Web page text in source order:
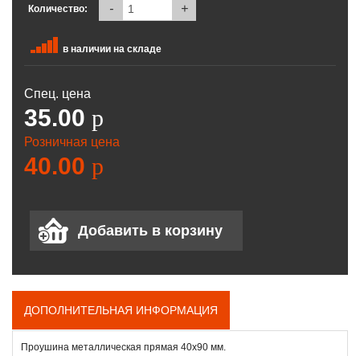
Количество: - +
в наличии на складе
Спец. цена
35.00 p
Розничная цена
40.00 p
ДОПОЛНИТЕЛЬНАЯ ИНФОРМАЦИЯ
Проушина металлическая прямая 40х90 мм.